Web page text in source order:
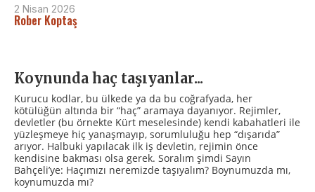
2 Nisan 2026
Rober Koptaş
Koynunda haç taşıyanlar...
Kurucu kodlar, bu ülkede ya da bu coğrafyada, her
kötülüğün altında bir “haç” aramaya dayanıyor. Rejimler,
devletler (bu örnekte Kürt meselesinde) kendi kabahatleri ile
yüzleşmeye hiç yanaşmayıp, sorumluluğu hep “dışarıda”
arıyor. Halbuki yapılacak ilk iş devletin, rejimin önce
kendisine bakması olsa gerek. Soralım şimdi Sayın
Bahçeli’ye: Haçımızı neremizde taşıyalım? Boynumuzda mı,
koynumuzda mı?